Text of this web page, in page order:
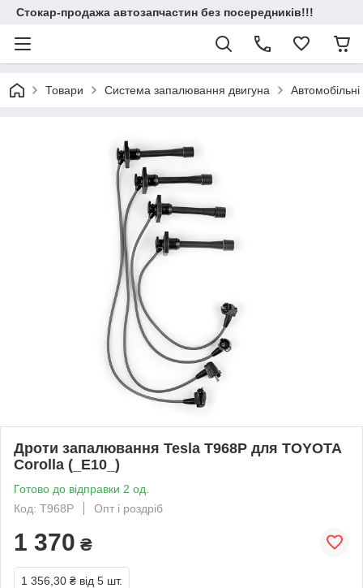
Стокар-продажа автозапчастин без посередників!!!
Товари Система запалювання двигуна
Дроти запалювання Tesla T968P для TOYOTA
Corolla (_E10_)
Готово до відправки 2 од.
Код: T968P
Опт і роздріб
1 370 ₴
1 356,30 ₴ від 5 шт.